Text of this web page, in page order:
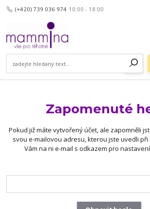
(+420) 739 036 974 10:00 - 18:00
Zapomenuté
Pokud již máte vytvořený účet, ale zapomněli
svou e-mailovou adresu, kterou jste uvedli při
Vám na ni e-mail s odkazem pro